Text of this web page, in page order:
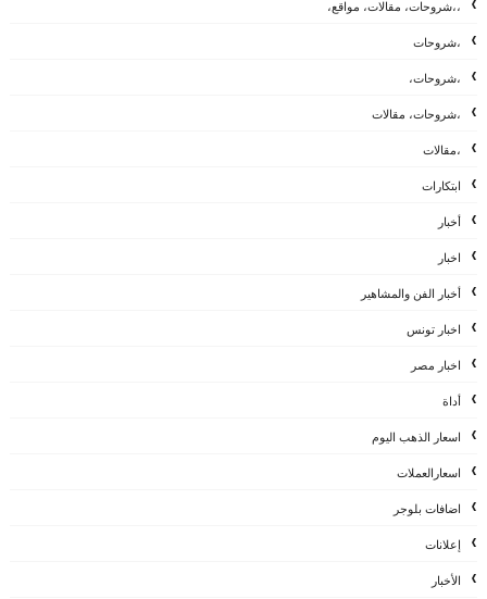
،،شروحات، مقالات، مواقع،
،شروحات
،شروحات،
،شروحات، مقالات
،مقالات
ابتكارات
أخبار
اخبار
أخبار الفن والمشاهير
اخبار تونس
اخبار مصر
أداة
اسعار الذهب اليوم
اسعارالعملات
اضافات بلوجر
إعلانات
الأخبار